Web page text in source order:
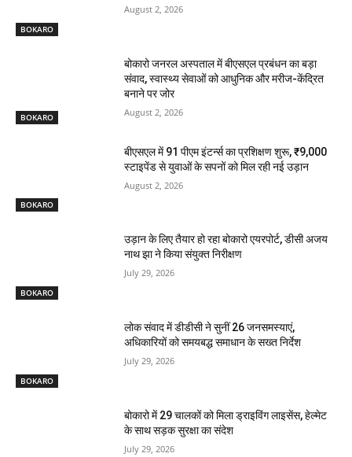
BOKARO
August 2, 2026
BOKARO
बोकारो जनरल अस्पताल में बीएसएल प्रबंधन का बड़ा
संवाद, स्वास्थ्य सेवाओं को आधुनिक और मरीज-केंद्रित
बनाने पर जोर
August 2, 2026
BOKARO
बीएसएल में 91 पीएम इंटर्न्स का प्रशिक्षण शुरू, ₹9,000
स्टाइपेंड से युवाओं के सपनों को मिल रही नई उड़ान
August 2, 2026
BOKARO
उड़ान के लिए तैयार हो रहा बोकारो एयरपोर्ट, डीसी अजय
नाथ झा ने किया संयुक्त निरीक्षण
July 29, 2026
BOKARO
लोक संवाद में डीडीसी ने सुनीं 26 जनसमस्याएं,
अधिकारियों को समयबद्ध समाधान के सख्त निर्देश
July 29, 2026
बोकारो में 29 चालकों को मिला ड्राइविंग लाइसेंस, हेल्मेट
के साथ सड़क सुरक्षा का संदेश
July 29, 2026